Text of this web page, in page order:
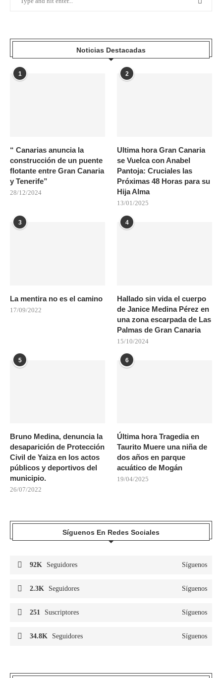
Noticias Destacadas
1
“ Canarias anuncia la
construcción de un puente
flotante entre Gran Canaria
y Tenerife”
28/12/2024
2
Ultima hora Gran Canaria
se Vuelca con Anabel
Pantoja: Cruciales las
Próximas 48 Horas para su
Hija Alma
13/01/2025
3
La mentira no es el camino
17/09/2022
4
Hallado sin vida el cuerpo
de Janice Medina Pérez en
una zona escarpada de Las
Palmas de Gran Canaria
15/10/2024
5
Bruno Medina, denuncia la
desaparición de Protección
Civil de Yaiza en los actos
públicos y deportivos del
municipio.
26/07/2022
6
Última hora Tragedia en
Taurito Muere una niña de
dos años en parque
acuático de Mogán
19/04/2025
Síguenos En Redes Sociales
92K Seguidores Síguenos
2.3K Seguidores Síguenos
251 Suscriptores Síguenos
34.8K Seguidores Síguenos